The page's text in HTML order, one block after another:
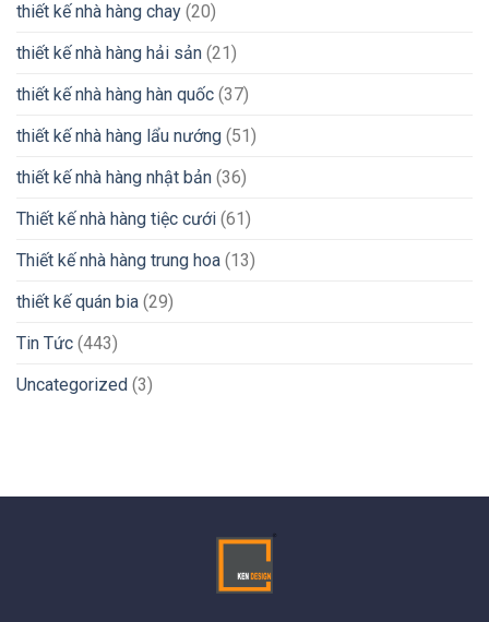
thiết kế nhà hàng chay (20)
thiết kế nhà hàng hải sản (21)
thiết kế nhà hàng hàn quốc (37)
thiết kế nhà hàng lẩu nướng (51)
thiết kế nhà hàng nhật bản (36)
Thiết kế nhà hàng tiệc cưới (61)
Thiết kế nhà hàng trung hoa (13)
thiết kế quán bia (29)
Tin Tức (443)
Uncategorized (3)